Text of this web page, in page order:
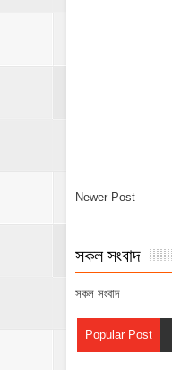
Newer Post
সকল সংবাদ
সকল সংবাদ
Popular Post